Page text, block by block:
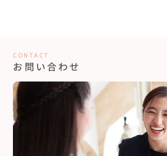
CONTACT
お問い合わせ